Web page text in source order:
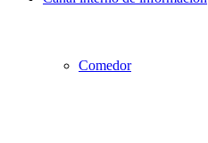
Comedor